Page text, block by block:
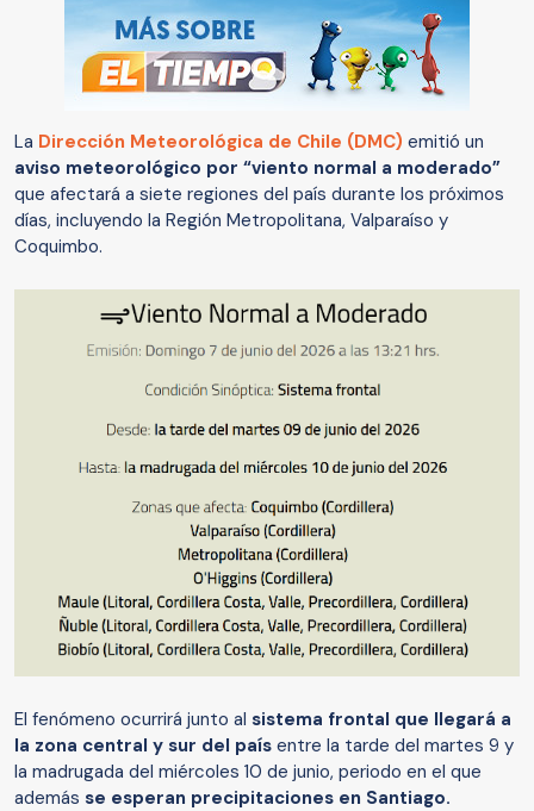
La Dirección Meteorológica de Chile (DMC) emitió un
aviso meteorológico por “viento normal a moderado”
que afectará a siete regiones del país durante los próximos
días, incluyendo la Región Metropolitana, Valparaíso y
Coquimbo.
El fenómeno ocurrirá junto al sistema frontal que llegará a
la zona central y sur del país entre la tarde del martes 9 y
la madrugada del miércoles 10 de junio, periodo en el que
además se esperan precipitaciones en Santiago.